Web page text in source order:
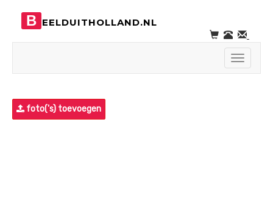
B EELDUITHOLLAND.NL
Toggle
foto('s) toevoegen